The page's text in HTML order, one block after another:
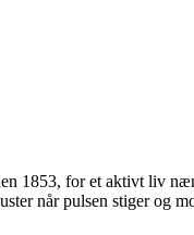
1853, for et aktivt liv
når pulsen stiger